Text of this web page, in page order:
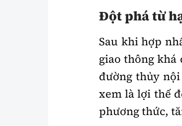
xem
Chất lượng sống Văn
Văn
Đột phá từ
Sau khi hợp
giao thông khá
đường thủy
xem là lợi thế
phương thức,